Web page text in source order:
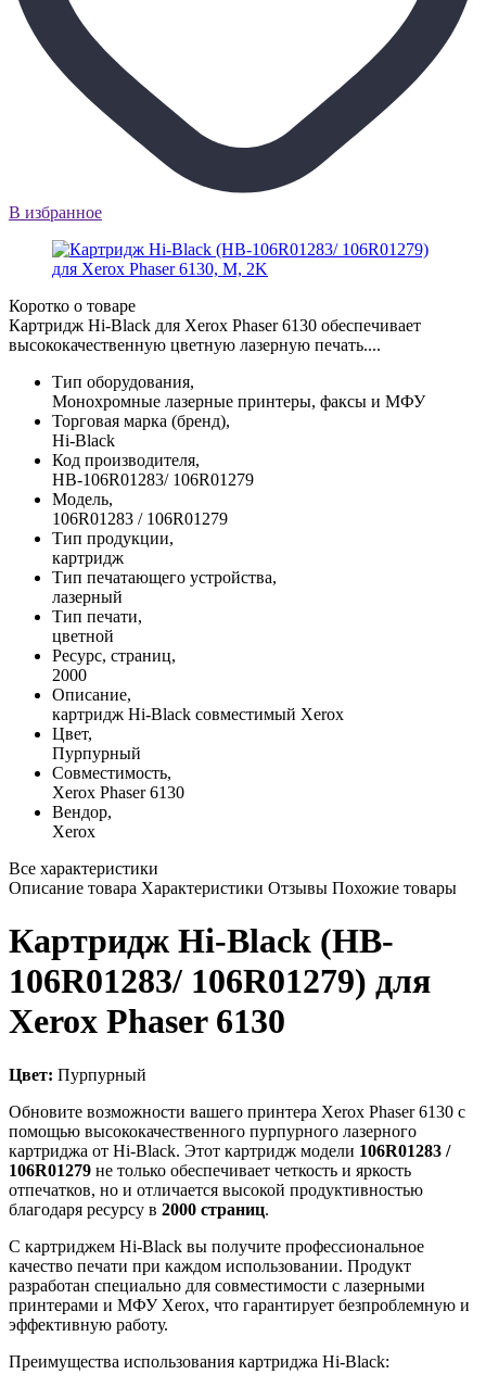
В избранное
Коротко о товаре
Картридж Hi-Black для Xerox Phaser 6130 обеспечивает
высококачественную цветную лазерную печать....
Тип оборудования,
Монохромные лазерные принтеры, факсы и МФУ
Торговая марка (бренд),
Hi-Black
Код производителя,
HB-106R01283/ 106R01279
Модель,
106R01283 / 106R01279
Тип продукции,
картридж
Тип печатающего устройства,
лазерный
Тип печати,
цветной
Ресурс, страниц,
2000
Описание,
картридж Hi-Black совместимый Xerox
Цвет,
Пурпурный
Совместимость,
Xerox Phaser 6130
Вендор,
Xerox
Все характеристики
Описание товара Характеристики Отзывы Похожие товары
Картридж Hi-Black (HB-
106R01283/ 106R01279) для
Xerox Phaser 6130
Цвет: Пурпурный
Обновите возможности вашего принтера Xerox Phaser 6130 с
помощью высококачественного пурпурного лазерного
картриджа от Hi-Black. Этот картридж модели 106R01283 /
106R01279 не только обеспечивает четкость и яркость
отпечатков, но и отличается высокой продуктивностью
благодаря ресурсу в 2000 страниц.
С картриджем Hi-Black вы получите профессиональное
качество печати при каждом использовании. Продукт
разработан специально для совместимости с лазерными
принтерами и МФУ Xerox, что гарантирует безпроблемную и
эффективную работу.
Преимущества использования картриджа Hi-Black: